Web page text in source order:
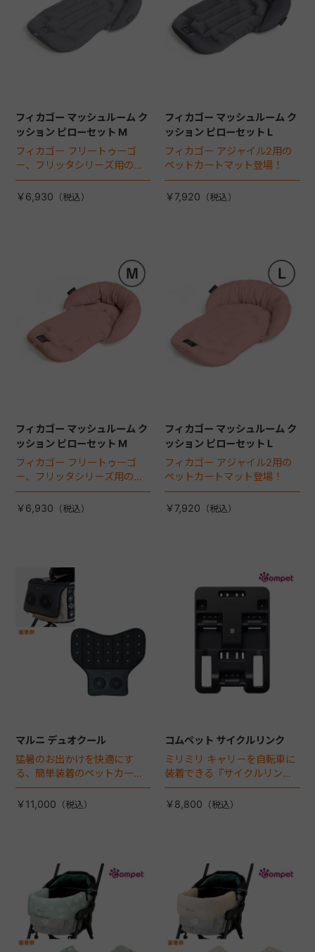
フィカゴー マッシュルーム ク
ッション ピローセット M
フィカゴー フリートゥーゴ
ー、フリッタシリーズ用のペ
ットカートマット登場！
￥6,930
フィカゴー マッシュルーム ク
ッション ピローセット L
フィカゴー アジャイル2用の
ペットカートマット登場！
￥7,920
フィカゴー マッシュルーム ク
ッション ピローセット M
フィカゴー フリートゥーゴ
ー、フリッタシリーズ用のペ
ットカートマット登場！
￥6,930
フィカゴー マッシュルーム ク
ッション ピローセット L
フィカゴー アジャイル2用の
ペットカートマット登場！
￥7,920
マルニ デュオクール
猛暑のお出かけを快適にす
る、簡単装着のペットカート
専用ダブル送風ファンが登
場。
￥11,000
コムペット サイクルリンク
ミリミリ キャリーを自転車に
装着できる『サイクルリン
ク』が登場！
￥8,800